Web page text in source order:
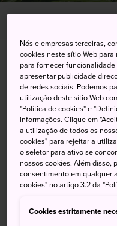
Principais
Nós e empresas terceiras,
cookies neste sítio Web
para fornecer
apresentar publicidade
de redes sociais. Podemos
utilização deste sítio Web
"Política de cookies" e
informações. Clique em
a utilização de todos os
cookies" para rejeitar a
o seletor para ativo se
nossos cookies. Além disso,
consentimento em qualquer
cookies" no artigo 3.2 da
Cookies estritamente